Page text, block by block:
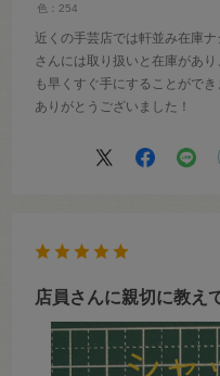
色：254
近くの手芸店では軒並み在庫
さんには取り扱いと在庫があ
も早くすぐ手にすることができ
ありがとうございました！
店員さんに親切に教え